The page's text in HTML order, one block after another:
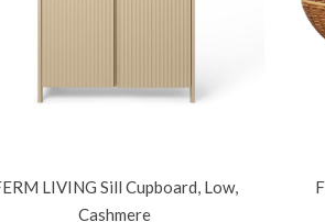
FERM LIVING Sill Cupboard, Low,
Cashmere